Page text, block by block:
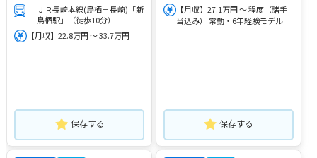
ＪＲ長崎本線(鳥栖－長崎)「新
鳥栖駅」（徒歩10分）
【月収】22.8万円 ～ 33.7万円
保存する
【月収】27.1万円 ～ 程度（諸手
当込み） 常勤・6年経験モデル
保存する